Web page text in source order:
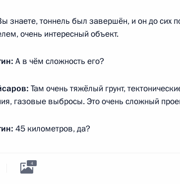
для людей
Виртуальный тур по
Кремлю
Владимир Путин —
Дикая природа России
знаете, тоннель был завершён, и он до сих
очень интересный объект.
А в чём сложность его?
Там очень тяжёлый грунт,
газовые выбросы. Это очень сложный
45 километров, да?
4